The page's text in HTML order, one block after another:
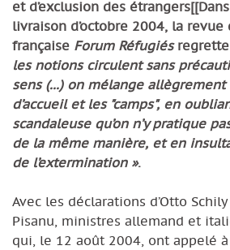
et d’exclusion des étrangers[[Dans
livraison d’octobre 2004, la revue
française Forum Réfugiés
les notions circulent sans
sens (...) on mélange
d’accueil et les "camps", en
scandaleuse qu’on n’y pratique
de la même manière, et en
de l’extermination ».
Avec les déclarations d’Otto
Pisanu, ministres allemand et
qui, le 12 août 2004, ont appelé